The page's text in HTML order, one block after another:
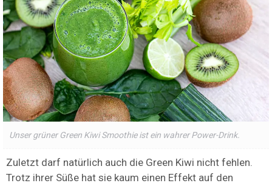
Unser grüner Green Kiwi Smoothie ist ein wahrer Power-Drink.
Zuletzt darf natürlich auch die Green Kiwi nicht fehlen.
Trotz ihrer Süße hat sie kaum einen Effekt auf den